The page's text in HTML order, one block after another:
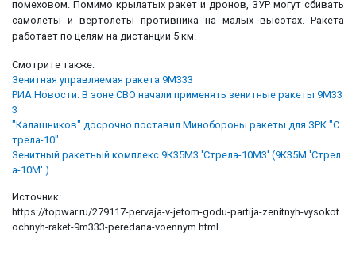
помеховом. Помимо крылатых ракет и дронов, ЗУР могут сбивать
самолеты и вертолеты противника на малых высотах. Ракета
работает по целям на дистанции 5 км.
Смотрите также:
Зенитная управляемая ракета 9М333
РИА Новости: В зоне СВО начали применять зенитные ракеты 9М33
3
"Калашников" досрочно поставил Минобороны ракеты для ЗРК "С
трела-10"
Зенитный ракетный комплекс 9К35М3 'Стрела-10М3' (9К35М 'Стрел
а-10М' )
Источник:
https://topwar.ru/279117-pervaja-v-jetom-godu-partija-zenitnyh-vysokot
ochnyh-raket-9m333-peredana-voennym.html